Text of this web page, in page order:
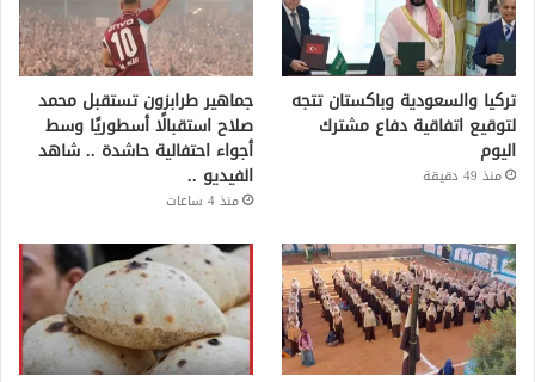
تركيا والسعودية وباكستان تتجه
لتوقيع اتفاقية دفاع مشترك
اليوم
منذ 49 دقيقة
جماهير طرابزون تستقبل محمد
صلاح استقبالًا أسطوريًا وسط
أجواء احتفالية حاشدة .. شاهد
الفيديو ..
منذ 4 ساعات